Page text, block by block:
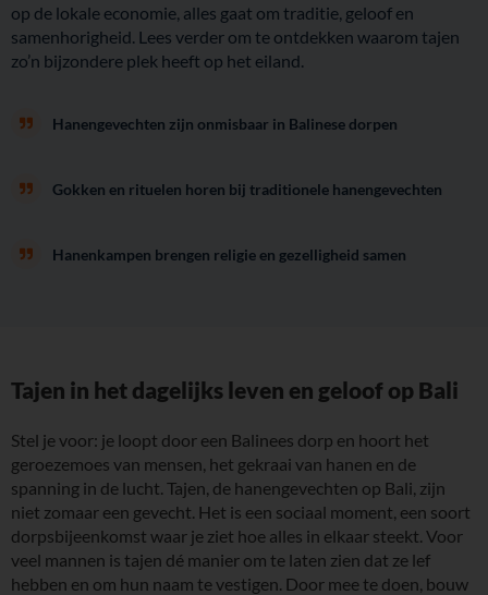
op de lokale economie, alles gaat om traditie, geloof en
samenhorigheid. Lees verder om te ontdekken waarom tajen
zo’n bijzondere plek heeft op het eiland.
Hanengevechten zijn onmisbaar in Balinese dorpen
Gokken en rituelen horen bij traditionele hanengevechten
Hanenkampen brengen religie en gezelligheid samen
Tajen in het dagelijks leven en geloof op Bali
Stel je voor: je loopt door een Balinees dorp en hoort het
geroezemoes van mensen, het gekraai van hanen en de
spanning in de lucht. Tajen, de hanengevechten op Bali, zijn
niet zomaar een gevecht. Het is een sociaal moment, een soort
dorpsbijeenkomst waar je ziet hoe alles in elkaar steekt. Voor
veel mannen is tajen dé manier om te laten zien dat ze lef
hebben en om hun naam te vestigen. Door mee te doen, bouw